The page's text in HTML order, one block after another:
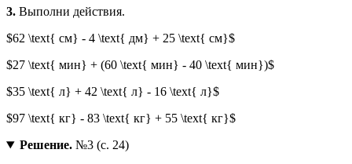
3. Выполни действия.
$62 \text{ см} - 4 \text{ дм} + 25 \text{ см}$
$27 \text{ мин} + (60 \text{ мин} - 40 \text{ мин})$
$35 \text{ л} + 42 \text{ л} - 16 \text{ л}$
$97 \text{ кг} - 83 \text{ кг} + 55 \text{ кг}$
Решение.№3 (с. 24)